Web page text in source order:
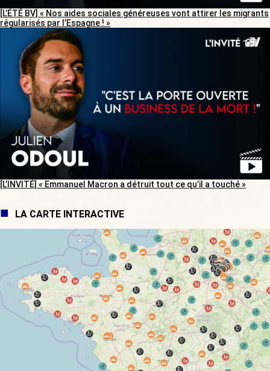
[L’ÉTÉ BV] « Nos aides sociales généreuses vont attirer les migrants
régularisés par l’Espagne ! »
[L’INVITÉ] « Emmanuel Macron a détruit tout ce qu’il a touché »
LA CARTE INTERACTIVE